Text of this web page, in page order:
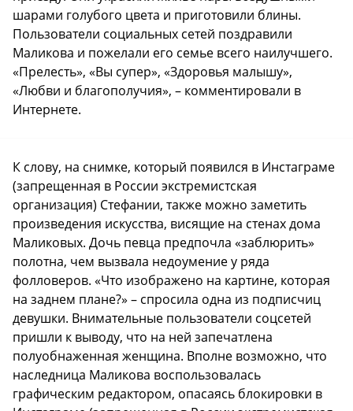
шарами голубого цвета и приготовили блины.
Пользователи социальных сетей поздравили
Маликова и пожелали его семье всего наилучшего.
«Прелесть», «Вы супер», «Здоровья малышу»,
«Любви и благополучия», – комментировали в
Интернете.
К слову, на снимке, который появился в Инстаграме
(запрещенная в России экстремистская
организация) Стефании, также можно заметить
произведения искусства, висящие на стенах дома
Маликовых. Дочь певца предпочла «заблюрить»
полотна, чем вызвала недоумение у ряда
фолловеров. «Что изображено на картине, которая
на заднем плане?» – спросила одна из подписчиц
девушки. Внимательные пользователи соцсетей
пришли к выводу, что на ней запечатлена
полуобнаженная женщина. Вполне возможно, что
наследница Маликова воспользовалась
графическим редактором, опасаясь блокировки в